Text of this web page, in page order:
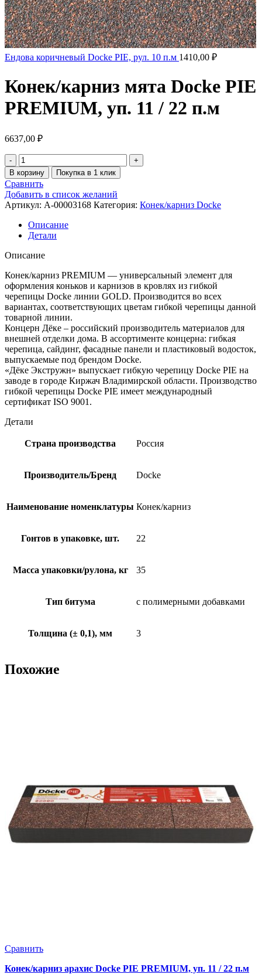
Ендова коричневый Docke PIE, рул. 10 п.м 1410,00 ₽
Конек/карниз мята Docke PIE
PREMIUM, уп. 11 / 22 п.м
6637,00 ₽
В корзину Покупка в 1 клик
Сравнить
Добавить в список желаний
Артикул: A-00003168 Категория: Конек/карниз Docke
Описание
Детали
Описание
Конек/карниз PREMIUM — универсальный элемент для
оформления коньков и карнизов в кровлях из гибкой
черепицы Docke линии GOLD. Производится во всех
вариантах, соответствующих цветам гибкой черепицы данной
товарной линии.
Концерн Дёке – российский производитель материалов для
внешней отделки дома. В ассортименте концерна: гибкая
черепица, сайдинг, фасадные панели и пластиковый водосток,
выпускаемые под брендом Docke.
«Дёке Экстружн» выпускает гибкую черепицу Docke PIE на
заводе в городе Киржач Владимирской области. Производство
гибкой черепицы Docke PIE имеет международный
сертификат ISO 9001.
Детали
Страна производства Россия
Производитель/Бренд Docke
Наименование номенклатуры Конек/карниз
Гонтов в упаковке, шт. 22
Масса упаковки/рулона, кг 35
Тип битума с полимерными добавками
Толщина (± 0,1), мм 3
Похожие
Сравнить
Конек/карниз арахис Docke PIE PREMIUM, уп. 11 / 22 п.м